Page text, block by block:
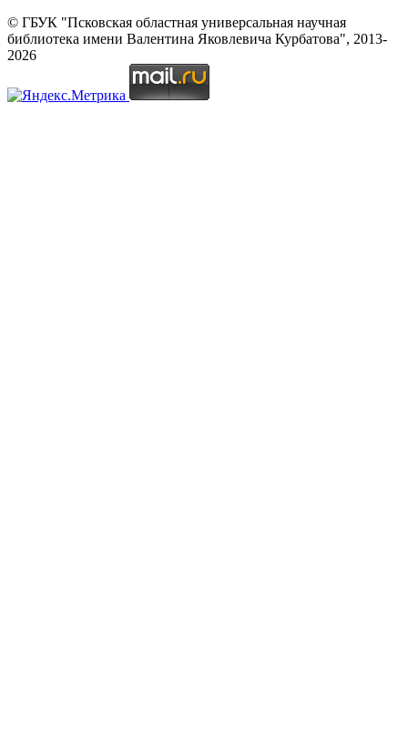
© ГБУК "Псковская областная универсальная научная
библиотека имени Валентина Яковлевича Курбатова", 2013-
2026